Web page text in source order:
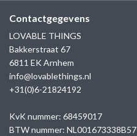
Contactgegevens
LOVABLE THINGS
Bakkerstraat 67
6811 EK Arnhem
info@lovablethings.nl
+31(0)6-21824192
KvK nummer: 68459017
BTW nummer: NL001673338B57